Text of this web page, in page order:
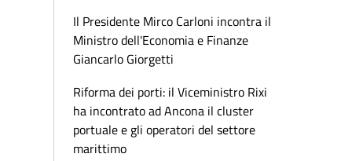
Il Presidente Mirco Carloni incontra il
Ministro dell'Economia e Finanze
Giancarlo Giorgetti
Riforma dei porti: il Viceministro Rixi
ha incontrato ad Ancona il cluster
portuale e gli operatori del settore
marittimo